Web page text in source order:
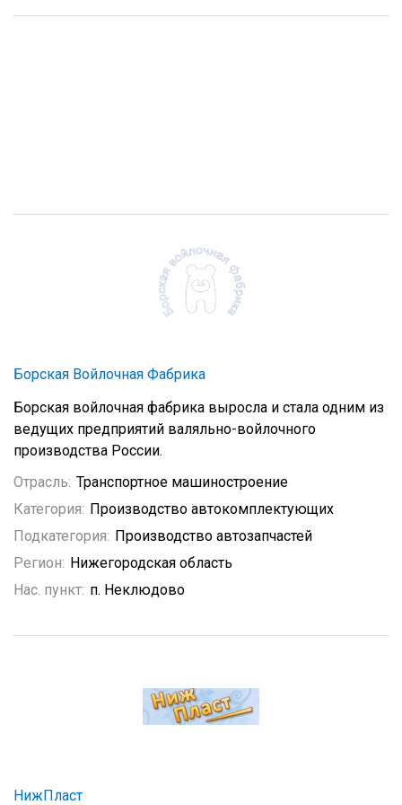
Борская Войлочная Фабрика
Борская войлочная фабрика выросла и стала одним из
ведущих предприятий валяльно-войлочного
производства России.
Отрасль: Транспортное машиностроение
Категория: Производство автокомплектующих
Подкатегория: Производство автозапчастей
Регион: Нижегородская область
Нас. пункт: п. Неклюдово
НижПласт